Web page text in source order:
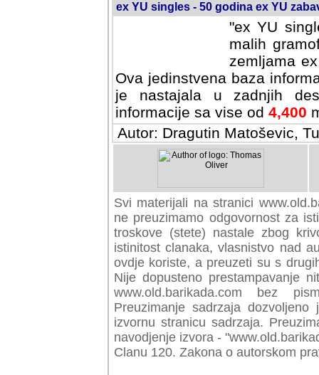
ex YU singles - 50 godina ex YU
"ex YU
malih
zemljama
Ova jedinstvena baza
je nastajala u zadnjih
informacije sa vise od 4,400
Autor: Dragutin Matoševic,
Svi materijali na stranici
preuzimamo odgovornost za
troskove (stete) nastale zbog
istinitost clanaka, vlasnistvo nad
ovdje koriste, a preuzeti su s
Nije dopusteno prestampavanje
www.old.barikada.com bez
Preuzimanje sadrzaja
izvornu stranicu sadrzaja.
navodjenje izvora -
Clanu 120. Zakona o autorskom